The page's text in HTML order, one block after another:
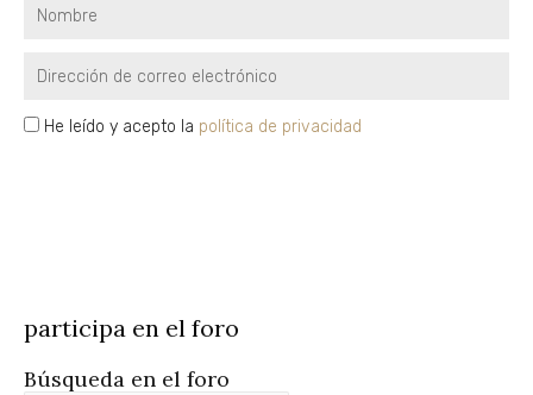
privacidad
He leído y acepto la política de privacidad
participa en el foro
Búsqueda en el foro